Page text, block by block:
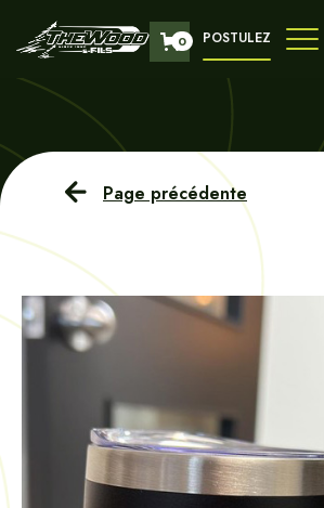
0 POSTULEZ
Page précédente